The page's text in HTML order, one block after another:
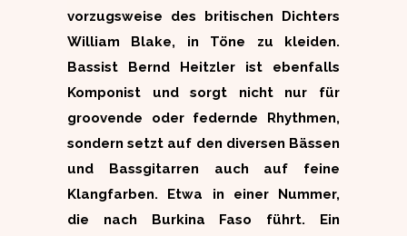
vorzugsweise des britischen Dichters
William Blake, in Töne zu kleiden.
Bassist Bernd Heitzler ist ebenfalls
Komponist und sorgt nicht nur für
groovende oder federnde Rhythmen,
sondern setzt auf den diversen Bässen
und Bassgitarren auch auf feine
Klangfarben. Etwa in einer Nummer,
die nach Burkina Faso führt. Ein